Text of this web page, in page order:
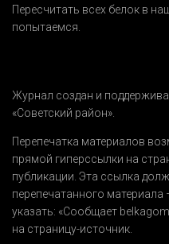
Пересчитать всех белок в
попытаемся.
Журнал создан и
«Советский район».
Перепечатка материалов
прямой гиперссылки на
публикации. Эта ссылка
перепечатанного
указать: «Сообщает
на страницу-источник.